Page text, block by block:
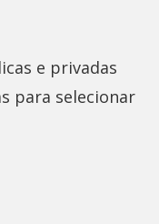
e privadas
para selecionar